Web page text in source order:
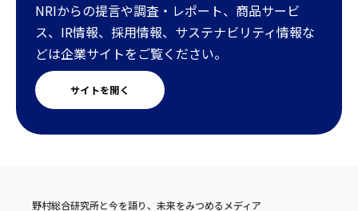
NRIからの提言や調査・レポート、商品サービ
ス、IR情報、採用情報、サステナビリティ情報な
どは企業サイトをご覧ください。
サイトを開く
野村総合研究所と今を語り、未来をみつめるメディア